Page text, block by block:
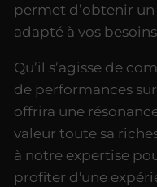
permet d’obtenir
adapté à vos
Qu’il s’agisse de
de performances
offrira une
valeur toute sa
à notre expertise
profiter d'une